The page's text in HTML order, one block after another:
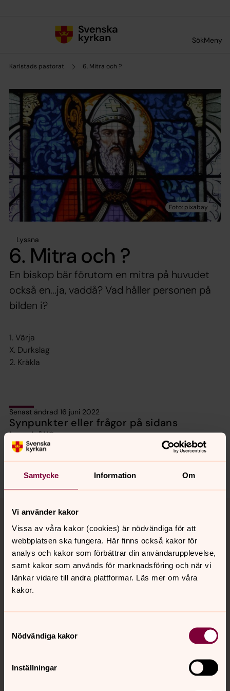
Samtycke Information Om
Vi använder kakor
Vissa av våra kakor (cookies) är nödvändiga för att
webbplatsen ska fungera. Här finns också kakor för
analys och kakor som förbättrar din användarupplevelse,
samt kakor som används för marknadsföring och när vi
länkar vidare till andra plattformar. Läs mer om våra
kakor.
Nödvändiga kakor
Inställningar
SökMeny
Karlstads pastorat 6. Mitra och ?
Lyssna
6. Mitra och ?
En biskop bär förutom en mitra på huvudet
också en...ja, vaddå? Vad håller personen på
bilden i?
1. Värja
X. Durkslag
2. Kräkla
Senast ändrad 16 juni 2022
Synpunkter eller frågor på sidans
innehåll?
karlstads.pastorat@svenskakyrkan.se
Kontakt
Kalender
Hitta snabbt
Sociala kanaler